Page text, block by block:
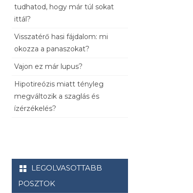
tudhatod, hogy már túl sokat
ittál?
Visszatérő hasi fájdalom: mi
okozza a panaszokat?
Vajon ez már lupus?
Hipotireózis miatt tényleg
megváltozik a szaglás és
ízérzékelés?
LEGOLVASOTTABB
POSZTOK